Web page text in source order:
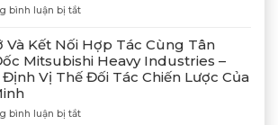
bình luận bị tắtở
Giao
Thành
Công
4
Phát
Và Kết Nối Hợp Tác Cùng Tân
Mitsubishi Heavy Industries –
Vị Thế Đối Tác Chiến Lược Của
bình luận bị tắtở